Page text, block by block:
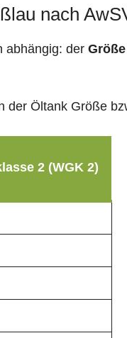
nach
abhängig: der
Öltank Größe
2 (WGK 2)